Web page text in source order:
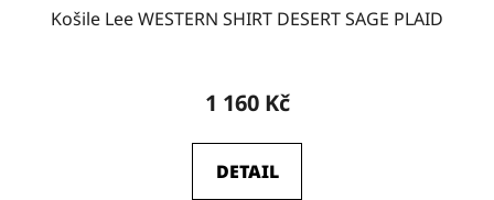
Košile Lee WESTERN SHIRT DESERT SAGE PLAID
1 160 Kč
DETAIL